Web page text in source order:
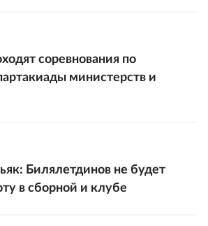
соревнования по
министерств и
Билялетдинов не будет
в сборной и клубе